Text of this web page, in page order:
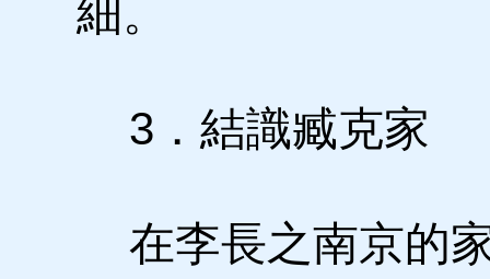
細。
3．結識臧克家
在李長之南京的